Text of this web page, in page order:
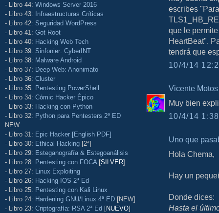
- Libro 44: Windows Server 2016
- Libro 43: Infraestructuras Críticas
- Libro 42: Seguridad WordPress
- Libro 41: Got Root
- Libro 40: Hacking Web Tech
- Libro 39: Sinfonier: CyberINT
- Libro 38: Malware Android
- Libro 37: Deep Web: Anonimato
- Libro 36: Cluster
- Libro 35: Pentesting PowerShell
- Libro 34: Cómic Hacker Épico
- Libro 33: Hacking con Python
- Libro 32: Python para Pentesters 2ª ED
NEW
- Libro 31: Epic Hacker [English PDF]
- Libro 30: Ethical Hacking [2ª]
- Libro 29: Esteganografía & Estegoanálisis
- Libro 28: Pentesting con FOCA [SILVER]
- Libro 27: Linux Exploiting
- Libro 26: Hacking IOS 2ª Ed
- Libro 25: Pentesting con Kali Linux
- Libro 24: Hardening GNU/Linux 4ª ED [NEW]
- Libro 23: Criptografía: RSA 2ª Ed [NUEVO]
escribes
que le
HeartBeat".
tendrá que
10/4/14
Vicente Motos
Muy bien
10/4/14
Uno que
Hola Chema,
Hay un
Donde dices:
Hasta el